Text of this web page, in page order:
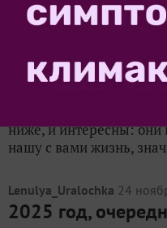
realistka 25 января 2018,
Русская дача:
История русской дачи –
ниже, и интересны: они
нашу с вами жизнь,
Lenulya_Uralochka 24
2025 год,